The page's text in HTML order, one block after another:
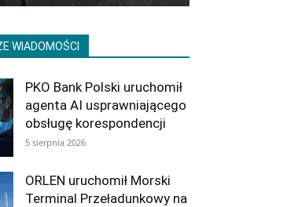
WIADOMOŚCI
PKO Bank Polski uruchomił
agenta AI usprawniającego
obsługę korespondencji
5 sierpnia 2026
ORLEN uruchomił Morski
Terminal Przeładunkowy na